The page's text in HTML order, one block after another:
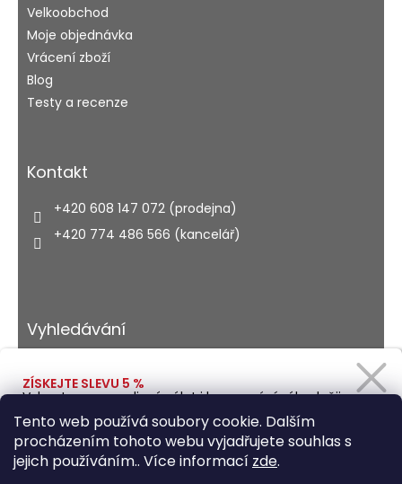
Tento web používá soubory cookie. Dalším
procházením tohoto webu vyjadřujete souhlas s
jejich používáním.. Více informací zde.
Velkoobchod
Moje objednávka
Vrácení zboží
Blog
Testy a recenze
Kontakt
+420 608 147 072 (prodejna)
+420 774 486 566 (kancelář)
Vyhledávání
HLEDAT
ZÍSKEJTE SLEVU 5 %
Vybavte se na rodinný výlet i kempování výhodněji.
Zadejte svůj e-mail a obratem Vám pošleme
slevový kód.